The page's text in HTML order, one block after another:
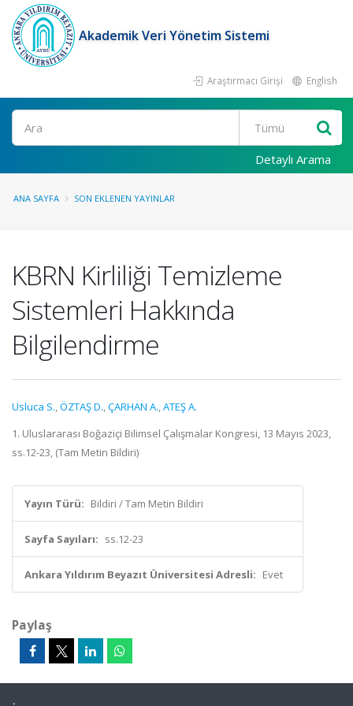
Akademik Veri Yönetim Sistemi
Araştırmacı Girişi English
Ara
Detaylı Arama
ANA SAYFA SON EKLENEN YAYINLAR
KBRN Kirliliği Temizleme
Sistemleri Hakkında
Bilgilendirme
Usluca S.,ÖZTAŞ D.,ÇARHAN A.,ATEŞ A.
1. Uluslararası Boğaziçi Bilimsel Çalışmalar Kongresi, 13 Mayıs 2023,
ss.12-23, (Tam Metin Bildiri)
Yayın Türü: Bildiri / Tam Metin Bildiri
Sayfa Sayıları: ss.12-23
Ankara Yıldırım Beyazıt Üniversitesi Adresli: Evet
Paylaş